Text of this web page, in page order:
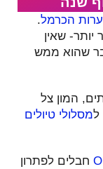
הכרמל.
שאין
שהוא ממש
המון צל
למסלולי טיולים
חבלים לפתרון